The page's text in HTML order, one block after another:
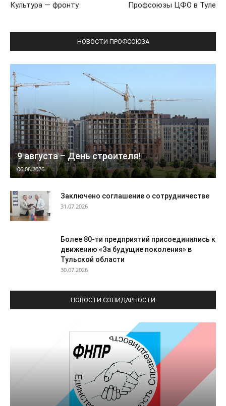
Культура — фронту Профсоюзы ЦФО в Туле
НОВОСТИ ПРОФСОЮЗА
9 августа – День строителя!
06.08.2026
Заключено соглашение о сотрудничестве
31.07.2026
Более 80-ти предприятий присоединились к
движению «За будущие поколения» в
Тульской области
30.07.2026
НОВОСТИ СОЛИДАРНОСТИ